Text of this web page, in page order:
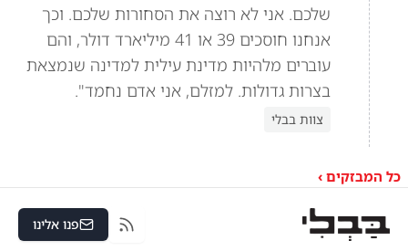
שלכם. אני לא רוצה את הסחורות שלכם. וכך
אנחנו חוסכים 39 או 41 מיליארד דולר, והם
עוברים מלהיות מדינת עילית למדינה שנמצאת
בצרות גדולות. למזלם, אני אדם נחמד".
צוות בבלי
כל המבזקים ›
RSS פנו אלינו